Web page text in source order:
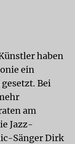
haben
ein
Bei
am
Jazz-
Sänger Dirk